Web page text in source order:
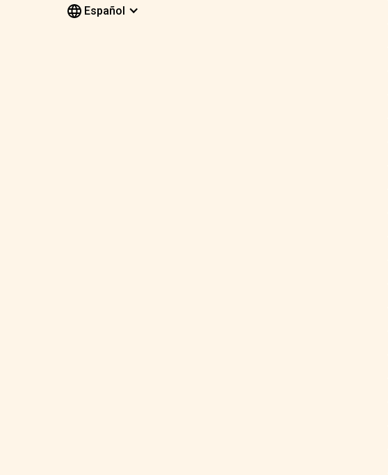
Español